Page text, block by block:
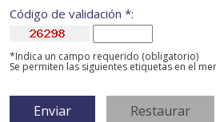
Código de validación *:
*Indica un campo requerido (obligatorio)
Se permiten las siguientes etiquetas en el